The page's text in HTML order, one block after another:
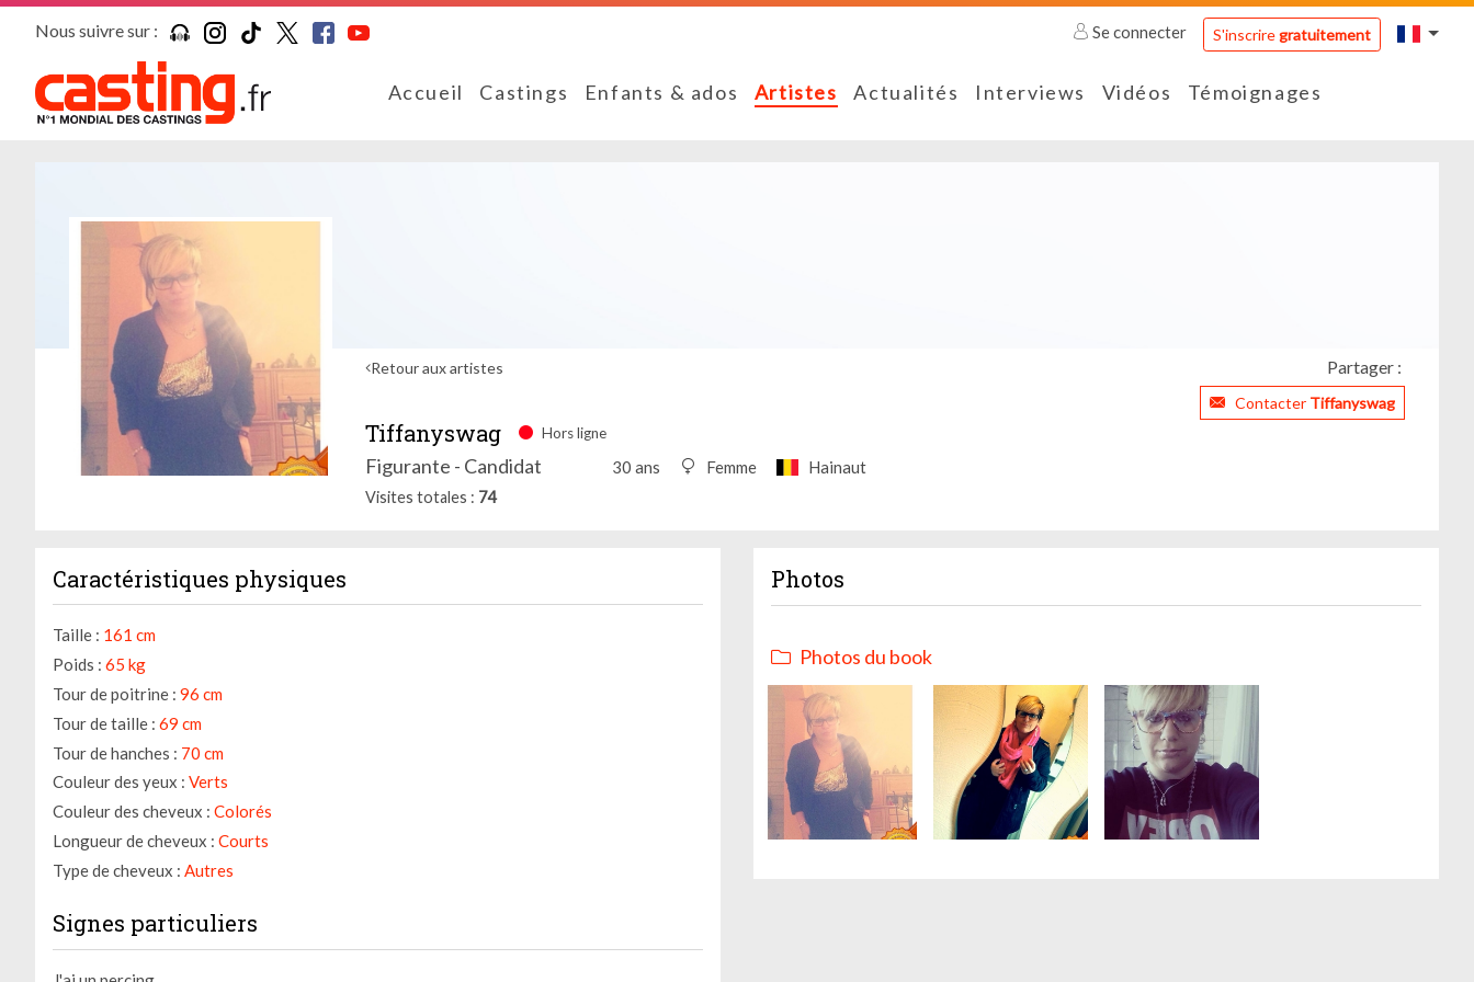
Nous suivre sur : Se connecter S'inscriregratuitement
Accueil Castings Enfants & ados Artistes Actualités Interviews Vidéos Témoignages
Retour aux artistes Partager :
Contacter Tiffanyswag
Tiffanyswag Hors ligne
Figurante - Candidat 30 ans Femme Hainaut
Visites totales 74
Caractéristiques physiques
Taille : 161 cm
Poids : 65 kg
Tour de poitrine : 96 cm
Tour de taille : 69 cm
Tour de hanches : 70 cm
Couleur des yeux : Verts
Couleur des cheveux : Colorés
Longueur de cheveux : Courts
Type de cheveux : Autres
Signes particuliers
Photos
Photos du book
Gestion des cookies
améliorent la performance et la sécurité du site internet.
Faites-nous part de vos préférences de cookies pour chaque